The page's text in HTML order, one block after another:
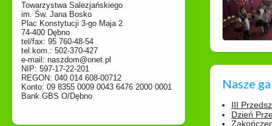
Towarzystwa Salezjańskiego
im. Św. Jana Bosko
Plac Konstytucji 3-go Maja 2
74-400 Dębno
tel/fax: 95 760-48-54
tel.kom.: 502-370-427
e-mail: naszdom@onet.pl
NIP: 597-17-22-201
REGON: 040 014 608-00712
Konto: 09 8355 0009 0043 6476 2000 0001
Bank GBS O/Dębno
Nasze
III
Dzień